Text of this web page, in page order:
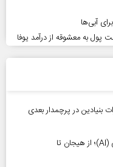
آبی‌ها
پول به معشوقه از درآمد یوفا
بنیادین در پرچمدار بعدی
رشد خیره‌کننده بازار توکن‌های هوش مصنوعی (AI)؛ از هیجان تا